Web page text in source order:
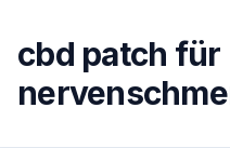
content
cbd patch für